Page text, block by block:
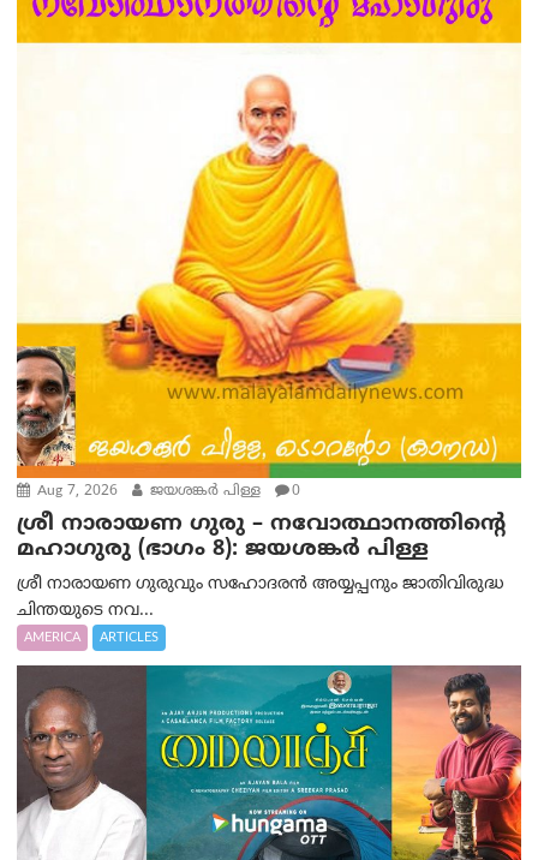
Aug 7, 2026 ജയശങ്കര്‍ പിള്ള 0
ശ്രീ നാരായണ ഗുരു – നവോത്ഥാനത്തിന്റെ
മഹാഗുരു (ഭാഗം 8): ജയശങ്കര്‍ പിള്ള
ശ്രീ നാരായണ ഗുരുവും സഹോദരൻ അയ്യപ്പനും ജാതിവിരുദ്ധ
ചിന്തയുടെ നവ...
AMERICA ARTICLES